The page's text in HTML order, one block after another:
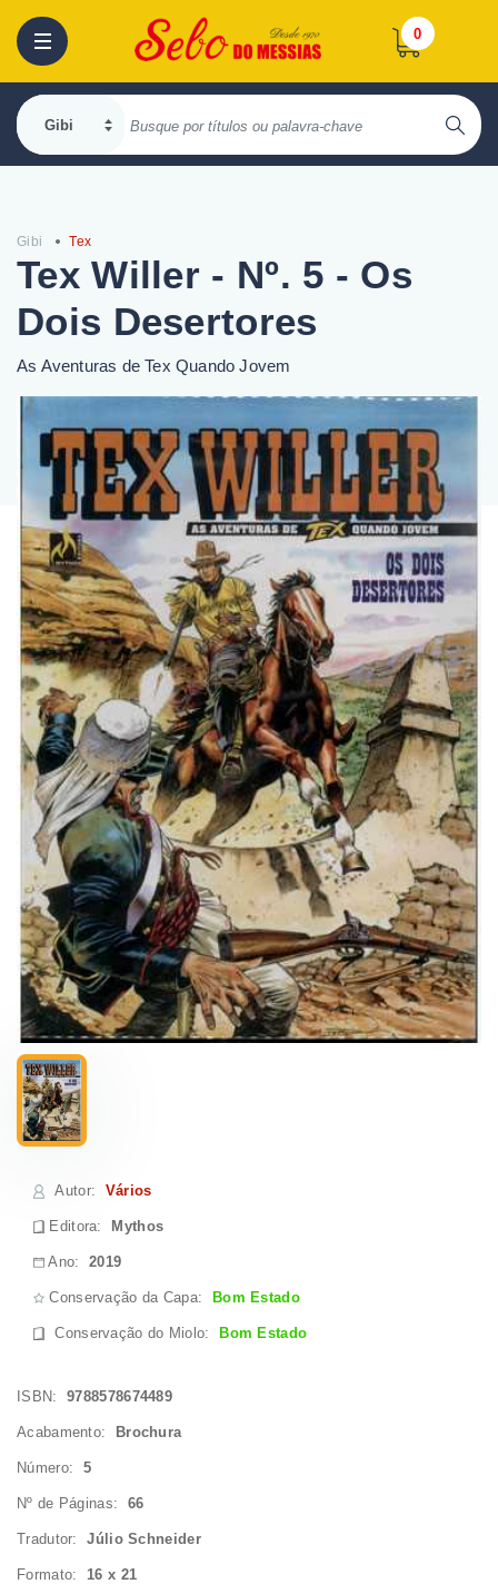
0
Gibi Tex
Tex Willer - Nº. 5 - Os
Dois Desertores
As Aventuras de Tex Quando Jovem
Autor: Vários
Editora: Mythos
Ano:2019
Conservação da Capa: Bom Estado
Conservação do Miolo:Bom Estado
ISBN:9788578674489
Acabamento: Brochura
Número: 5
Nº de Páginas: 66
Tradutor:Júlio Schneider
Formato: 16 x 21